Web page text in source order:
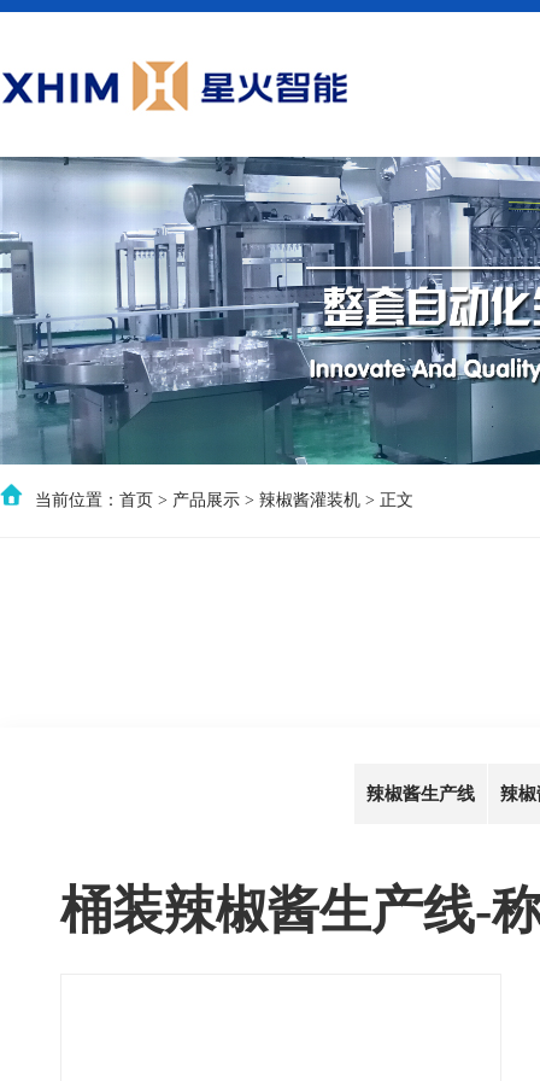
当前位置： 首页 > 产品展示 > 辣椒酱灌装机 > 正文
辣椒酱生产线 辣椒
桶装辣椒酱生产线-